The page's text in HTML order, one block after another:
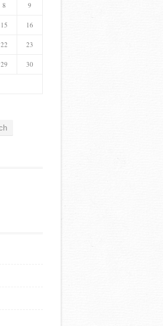
8 9
15 16
22 23
29 30